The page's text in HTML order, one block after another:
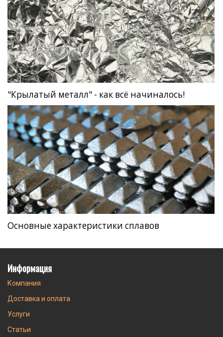
"Крылатый металл" - как всё начиналось!
Основные характеристики сплавов
Информация
Компания
Доставка и оплата
Услуги
Статьи